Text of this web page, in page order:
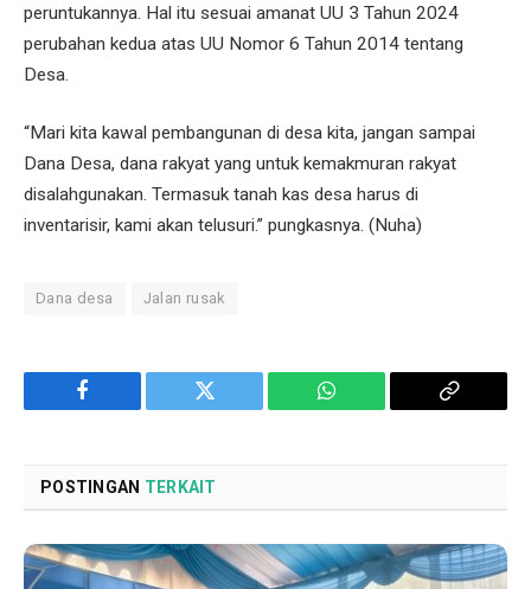
peruntukannya. Hal itu sesuai amanat UU 3 Tahun 2024
perubahan kedua atas UU Nomor 6 Tahun 2014 tentang
Desa.
“Mari kita kawal pembangunan di desa kita, jangan sampai
Dana Desa, dana rakyat yang untuk kemakmuran rakyat
disalahgunakan. Termasuk tanah kas desa harus di
inventarisir, kami akan telusuri.” pungkasnya. (Nuha)
Dana desa Jalan rusak
Facebook Twitter WhatsApp
Copy
POSTINGAN TERKAIT